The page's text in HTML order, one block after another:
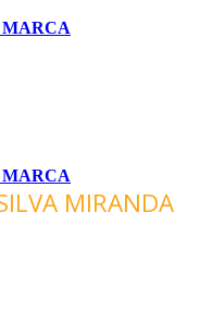
MIRANDA